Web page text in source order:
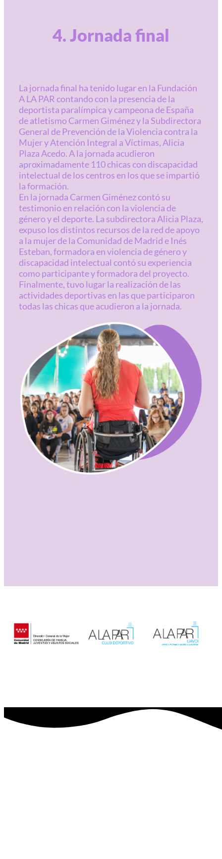
4. Jornada final
La jornada final ha tenido lugar en la Fundación
A LA PAR contando con la presencia de la
deportista paralímpica y campeona de España
de atletismo Carmen Giménez y la Subdirectora
General de Prevención de la Violencia contra la
Mujer y Atención Integral a Víctimas, Alicia
Plaza Acedo. A la jornada acudieron
aproximadamente 110 chicas con discapacidad
intelectual de los centros en los que se impartió
la formación.
En la jornada Carmen Giménez contó su
testimonio en relación con la violencia de
género y el deporte. La subdirectora Alicia Plaza,
expuso los distintos recursos de la red de apoyo
a la mujer de la Comunidad de Madrid e Inés
Esteban, formadora en violencia de género y
discapacidad intelectual contó su experiencia
como participante y formadora del proyecto.
Finalmente, tuvo lugar la realización de las
actividades deportivas en las que participaron
todas las chicas que acudieron a la jornada.